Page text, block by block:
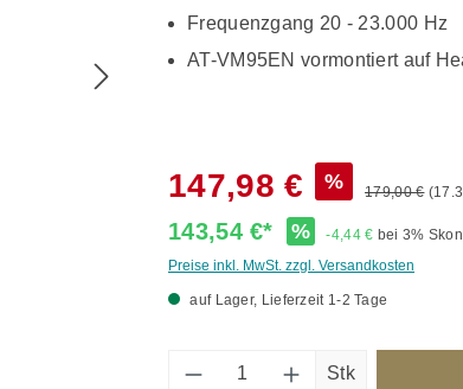
Frequenzgang 20 - 23.000 Hz
AT-VM95EN vormontiert auf
147,98 € % 179,00 €
143,54 €* % -4,44 € bei 3%
Preise inkl. MwSt. zzgl. Versandkosten
auf Lager, Lieferzeit 1-2 Tage
Produkt Anzahl: Gib
Stk